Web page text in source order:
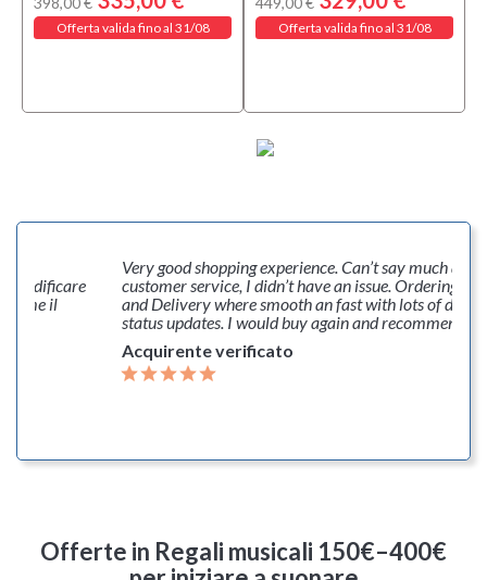
Offerta valida fino al 31/08 Offerta valida fino al 31/08
modificare
me il
Very good shopping experience. Can’t say much
customer service, I didn’t have an issue. Ordering,
and Delivery where smooth an fast with lots of
status updates. I would buy again and recommend
Acquirente verificato
Offerte in Regali musicali 150€–400€